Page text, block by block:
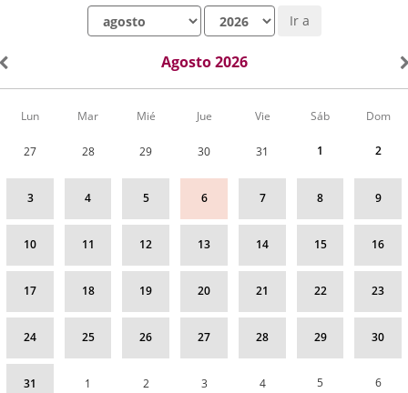
Ir a
Agosto 2026
Calendario
correspondiente
Lun Mar Mié Jue Vie Sáb Dom
27 28 29 30 31 1 2
3 4 5 6 7 8 9
10 11 12 13 14 15 16
17 18 19 20 21 22 23
24 25 26 27 28 29 30
31 1 2 3 4 5 6